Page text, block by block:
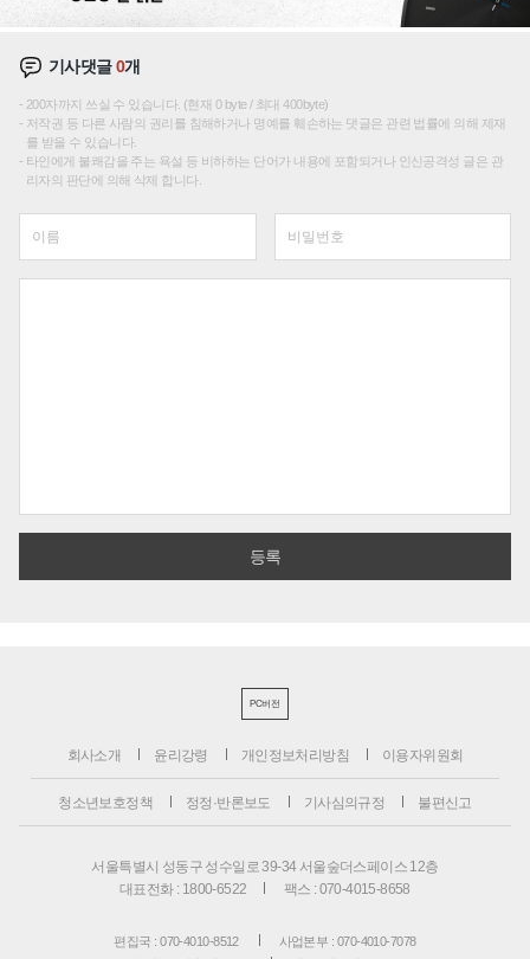
기사댓글0개
200자까지 쓰실 수 있습니다. (현재 0 byte / 최대 400byte)
저작권 등 다른 사람의 권리를 침해하거나 명예를 훼손하는 댓글은 관련 법률에 의해 제재
를 받을 수 있습니다.
타인에게 불쾌감을 주는 욕설 등 비하하는 단어가 내용에 포함되거나 인신공격성 글은 관
리자의 판단에 의해 삭제 합니다.
PC버전
회사소개 윤리강령 개인정보처리방침 이용자위원회
청소년보호정책 정정·반론보도 기사심의규정 불편신고
서울특별시 성동구 성수일로 39-34 서울숲더스페이스 12층
대표전화 : 1800-6522
팩스 : 070-4015-8658
편집국 : 070-4010-8512
사업본부 : 070-4010-7078